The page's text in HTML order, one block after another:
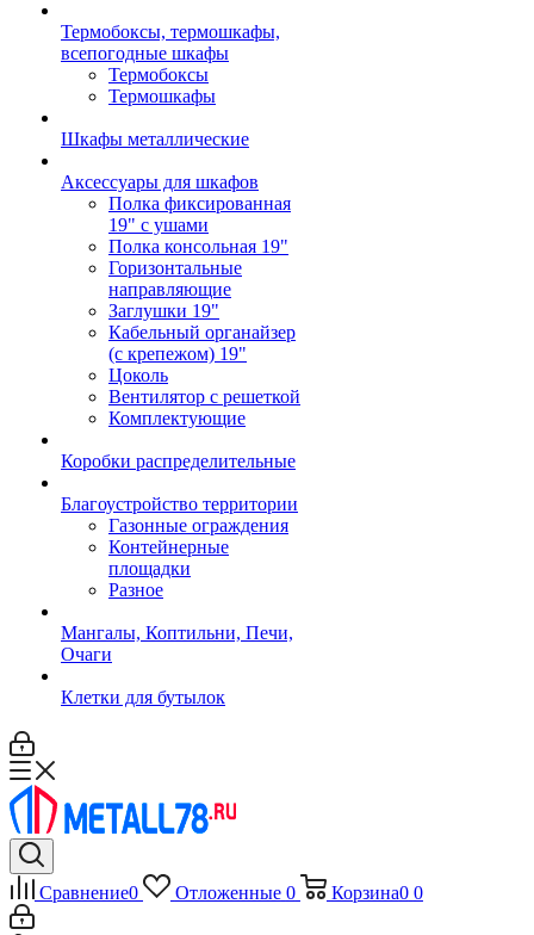
Термобоксы, термошкафы,
всепогодные шкафы
Термобоксы
Термошкафы
Шкафы металлические
Аксессуары для шкафов
Полка фиксированная
19" с ушами
Полка консольная 19"
Горизонтальные
направляющие
Заглушки 19"
Кабельный органайзер
(с крепежом) 19"
Цоколь
Вентилятор с решеткой
Комплектующие
Коробки распределительные
Благоустройство территории
Газонные ограждения
Контейнерные
площадки
Разное
Мангалы, Коптильни, Печи,
Очаги
Клетки для бутылок
Сравнение0 Отложенные 0 Корзина0 0